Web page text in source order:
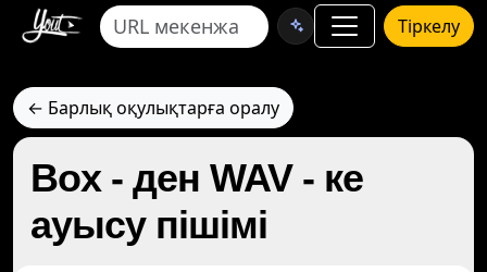
Тіркелу
← Барлық оқулықтарға оралу
Box - ден WAV - ке
ауысу пішімі